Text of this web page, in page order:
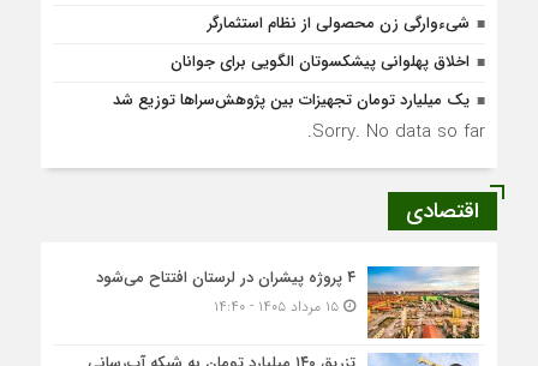
شیء‌وارگی زن محصولی از نظام استثمارگر
اخلاق پهلوانی پیشکسوتان الگویی برای جوانان
یک میلیارد تومان تجهیزات بین پژوهش‌سراها توزیع شد
Sorry. No data so far.
اقتصادی
۴ پروژه پیشران در لرستان افتتاح می‌شود
۱۵ مرداد ۱۴۰۵ - ۱۴:۴۰